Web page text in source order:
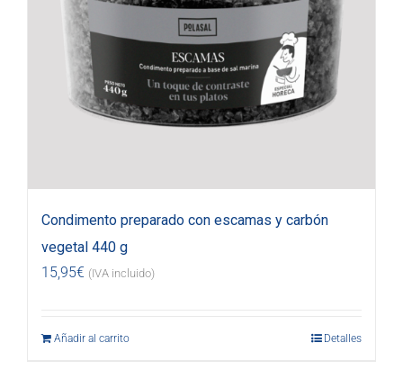
Condimento preparado con escamas y carbón
vegetal 440 g
15,95€ (IVA incluido)
Añadir al carrito Detalles